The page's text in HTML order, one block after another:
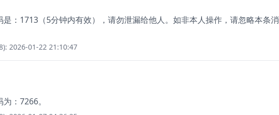
是：1713（5分钟内有效），请勿泄漏给他人。如非本人操作，请忽略本条消
2026-01-22 21:10:47
：7266。